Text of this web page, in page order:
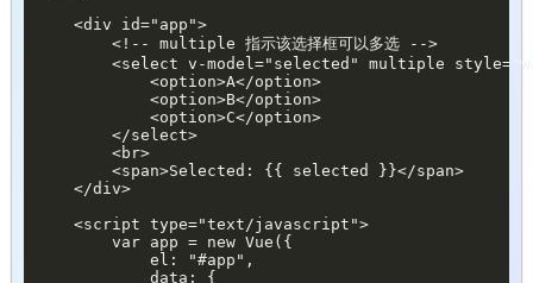
<div id="app">
<!-- multiple 指示该选择框可以多选 -->
<select v-model="selected" multiple
<option>A</option>
<option>B</option>
<option>C</option>
</select>
<br>
<span>Selected: {{ selected }}</span>
</div>
<script type="text/javascript">
var app = new Vue({
el: "#app",
data: {